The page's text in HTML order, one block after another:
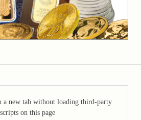
a new tab without loading third-party
scripts on this page.